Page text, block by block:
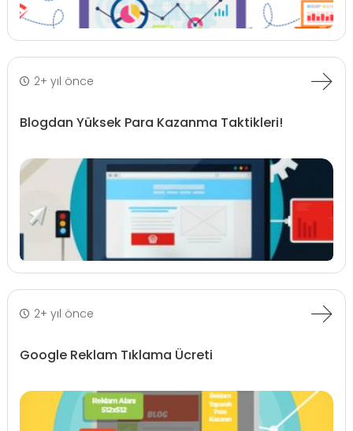
2+ yıl önce
Blogdan Yüksek Para Kazanma Taktikleri!
2+ yıl önce
Google Reklam Tıklama Ücreti